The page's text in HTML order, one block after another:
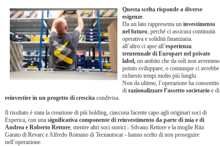
Questa scelta risponde a diverse
esigenze.
Da un lato rappresenta un investimento
nel futuro, perché ci assicura continuità
operativa e solidità finanziaria.
all’altro ci apre all’esperienza
trentennale di Europart nel private
label, un ambito che da soli non avremmo
potuto sviluppare, o comunque ci avrebbe
richiesto tempi molto più lunghi.
Non da ultimo, l’operazione ha consentito
di razionalizzare l’assetto societario e di
reinvestire in un progetto di crescita condivisa.
Il risultato è stata la creazione di più holding, ciascuna facente capo agli originari soci di
Experica, con una significativa componente di reinvestimento da parte di mia e di
Andrea e Roberto Rettore, mentre altri soci storici - Silvano Rettore e la moglie Rita
Garato di Revarc e Alfredo Romano di Tecnautocar - hanno scelto di non proseguire
nell’operazione.